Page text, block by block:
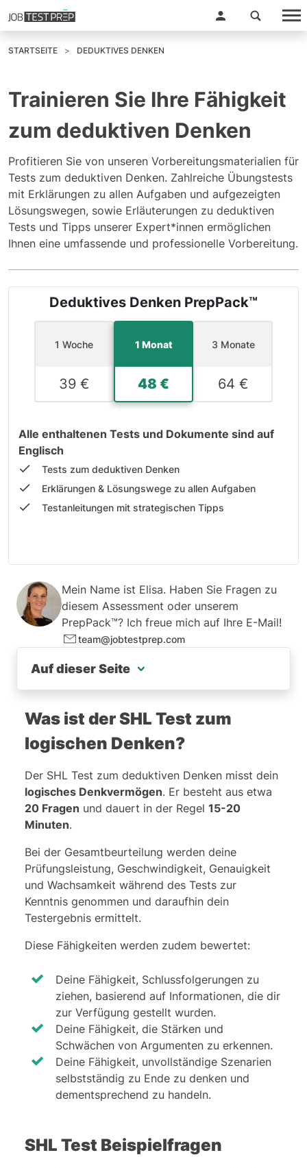
STARTSEITE DEDUKTIVES DENKEN
Trainieren Sie Ihre Fähigkeit
zum deduktiven Denken
Profitieren Sie von unseren Vorbereitungsmaterialien für
Tests zum deduktiven Denken. Zahlreiche Übungstests
mit Erklärungen zu allen Aufgaben und aufgezeigten
Lösungswegen, sowie Erläuterungen zu deduktiven
Tests und Tipps unserer Expert*innen ermöglichen
Ihnen eine umfassende und professionelle Vorbereitung.
Deduktives Denken PrepPack™
1 Woche
39 €
1 Monat
48 €
3 Monate
64 €
Alle enthaltenen Tests und Dokumente sind auf
Englisch
Tests zum deduktiven Denken
Erklärungen & Lösungswege zu allen Aufgaben
Testanleitungen mit strategischen Tipps
Mein Name ist Elisa. Haben Sie Fragen zu
diesem Assessment oder unserem
PrepPack™? Ich freue mich auf Ihre E-Mail!
team@jobtestprep.com
Auf dieser Seite
Was ist der SHL Test zum logischen Denken?
SHL Test Beispielfragen
SHL Punktesystem
Was ist der SHL Test zum
logischen Denken?
Der SHL Test zum deduktiven Denken misst dein
logisches Denkvermögen. Er besteht aus etwa
20 Fragen und dauert in der Regel 15-20
Minuten.
Bei der Gesamtbeurteilung werden deine
Prüfungsleistung, Geschwindigkeit, Genauigkeit
und Wachsamkeit während des Tests zur
Kenntnis genommen und daraufhin dein
Testergebnis ermittelt.
Diese Fähigkeiten werden zudem bewertet:
Deine Fähigkeit, Schlussfolgerungen zu
ziehen, basierend auf Informationen, die dir
zur Verfügung gestellt wurden.
Deine Fähigkeit, die Stärken und
Schwächen von Argumenten zu erkennen.
Deine Fähigkeit, unvollständige Szenarien
selbstständig zu Ende zu denken und
dementsprechend zu handeln.
SHL Test Beispielfragen